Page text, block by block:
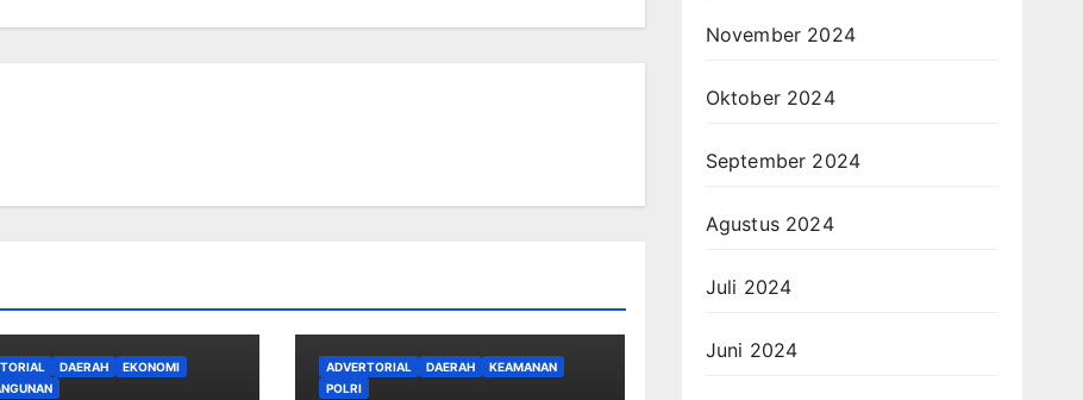
DAERAH
EKONOMI
ADVERTORIAL DAERAH
KEAMANAN
POLRI
November 2024
Oktober 2024
September 2024
Agustus 2024
Juli 2024
Juni 2024